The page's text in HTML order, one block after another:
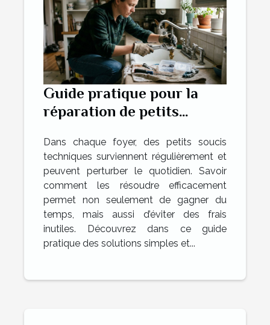
Guide pratique pour la
réparation de petits
Dans chaque foyer, des petits soucis
techniques surviennent régulièrement et
peuvent perturber le quotidien. Savoir
comment les résoudre efficacement
permet non seulement de gagner du
temps, mais aussi d’éviter des frais
inutiles. Découvrez dans ce guide
pratique des solutions simples et...